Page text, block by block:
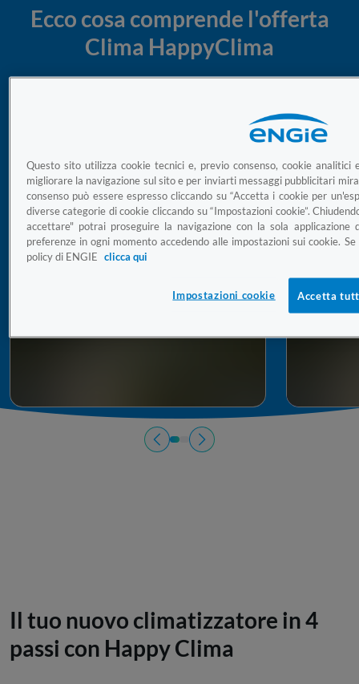
Ecco cosa comprende l'offerta
Clima HappyClima
Climatizzatore
Climatizzatore di ultima generazione
clima
Il tuo nuovo climatizzatore in 4
passi con Happy Clima
Questo sito utilizza cookie tecnici e, previo consenso, cookie
migliorare la navigazione sul sito e per inviarti messaggi pubblicitari
consenso può essere espresso cliccando su “Accetta i cookie per
diverse categorie di cookie cliccando su “Impostazioni cookie”.
accettare" potrai proseguire la navigazione con la sola
preferenze in ogni momento accedendo alle impostazioni sui cookie.
policy di ENGIE clicca qui
Impostazioni cookie Accetta